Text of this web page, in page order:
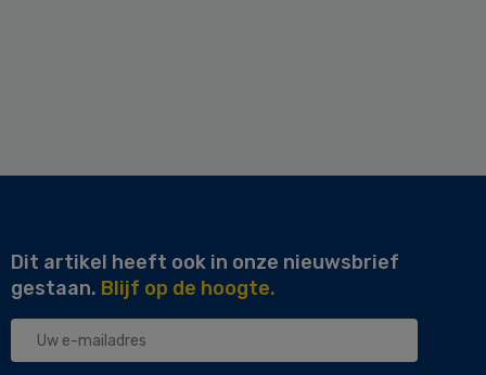
Dit artikel heeft ook in onze nieuwsbrief
gestaan. Blijf op de hoogte.
Uw